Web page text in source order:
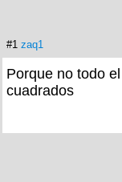
#1 zaq1
Porque no todo
cuadrados